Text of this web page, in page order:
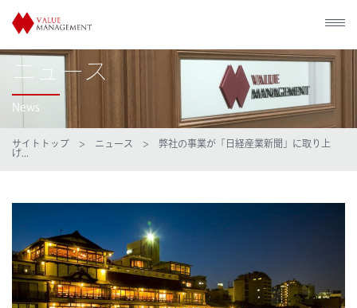
ニュース
News
サイトトップ > ニュース > 弊社の事業が「日経産業新聞」に取り上
げ...